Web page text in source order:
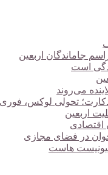
است
می‌روند
دکارت؛ تحولی لوکس،
اقتصادی
در فضای مجازی
هاست